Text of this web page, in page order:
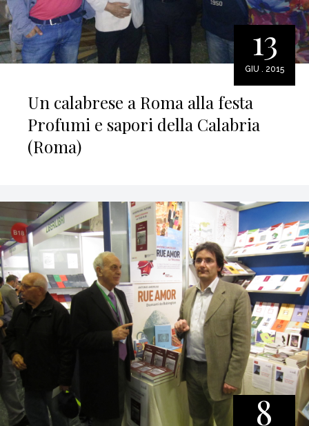
13
GIU . 2015
Un calabrese a Roma alla festa
Profumi e sapori della Calabria
(Roma)
8